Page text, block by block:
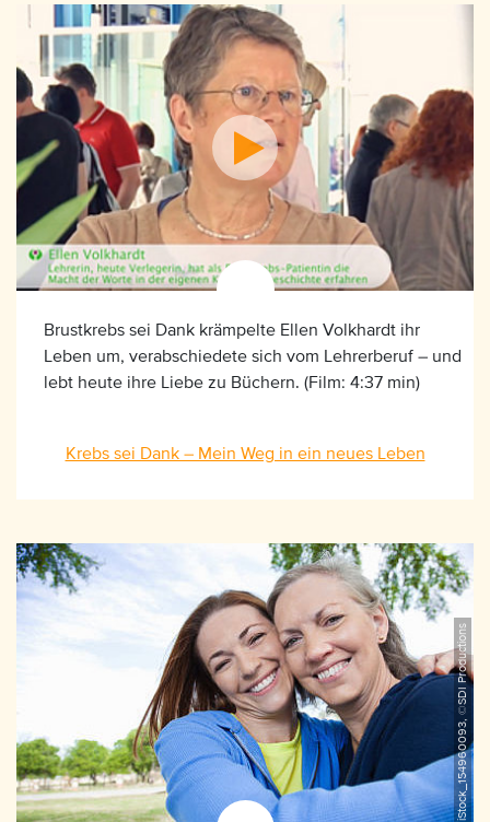
Brustkrebs sei Dank krämpelte Ellen Volkhardt ihr
Leben um, verabschiedete sich vom Lehrerberuf – und
lebt heute ihre Liebe zu Büchern. (Film: 4:37 min)
Krebs sei Dank – Mein Weg in ein neues Leben
iStock_154960093, ©SDI Productions